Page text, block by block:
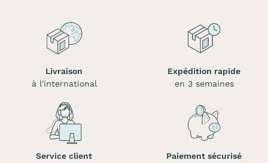
Livraison
à l'international
Expédition rapide
en 3 semaines
Service client
Paiement sécurisé